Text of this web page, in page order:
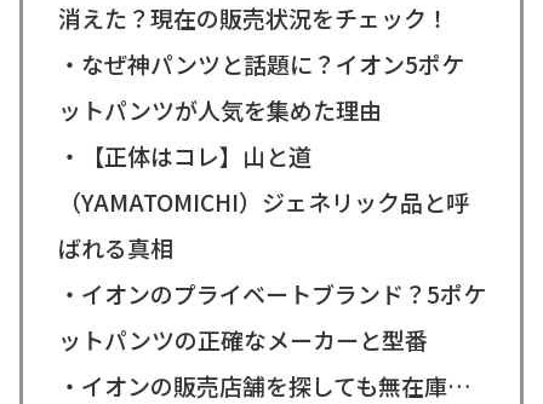
消えた？現在の販売状況をチェック！
・なぜ神パンツと話題に？イオン5ポケ
ットパンツが人気を集めた理由
・【正体はコレ】山と道
（YAMATOMICHI）ジェネリック品と呼
ばれる真相
・イオンのプライベートブランド？5ポケ
ットパンツの正確なメーカーと型番
・イオンの販売店舗を探しても無在庫…